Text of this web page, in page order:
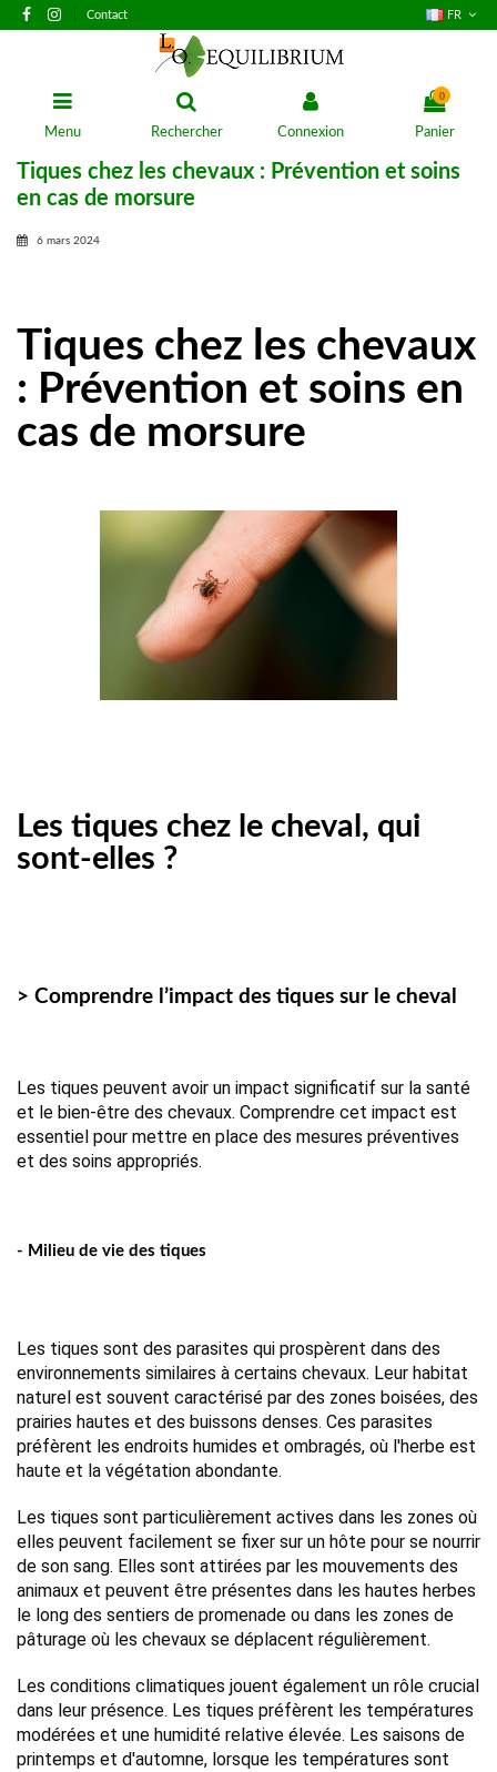
Contact FR
Menu Rechercher Connexion
0
Panier
Tiques chez les chevaux : Prévention et soins
en cas de morsure
6 mars 2024
Tiques chez les chevaux
: Prévention et soins en
cas de morsure
Les tiques chez le cheval, qui
sont-elles ?
> Comprendre l’impact des tiques sur le cheval
Les tiques peuvent avoir un impact significatif sur la santé
et le bien-être des chevaux. Comprendre cet impact est
essentiel pour mettre en place des mesures préventives
et des soins appropriés.
- Milieu de vie des tiques
Les tiques sont des parasites qui prospèrent dans des
environnements similaires à certains chevaux. Leur habitat
naturel est souvent caractérisé par des zones boisées, des
prairies hautes et des buissons denses. Ces parasites
préfèrent les endroits humides et ombragés, où l'herbe est
haute et la végétation abondante.
Les tiques sont particulièrement actives dans les zones où
elles peuvent facilement se fixer sur un hôte pour se nourrir
de son sang. Elles sont attirées par les mouvements des
animaux et peuvent être présentes dans les hautes herbes
le long des sentiers de promenade ou dans les zones de
pâturage où les chevaux se déplacent régulièrement.
Les conditions climatiques jouent également un rôle crucial
dans leur présence. Les tiques préfèrent les températures
modérées et une humidité relative élevée. Les saisons de
printemps et d'automne, lorsque les températures sont